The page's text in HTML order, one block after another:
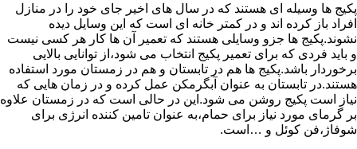
پکیج ها وسیله ای هستند که در سال های اخیر جای خود را در منازل
افراد باز کرده اند و در کمتر خانه ای است که این وسایل دیده
نشوند.پکیج ها جزو وسایلی هستند که تعمیر آن ها کار هر کسی نیست
و باید فردی که برای تعمیر پکیج انتخاب می شود،از توانایی بالایی
برخوردار باشد.پکیج ها هم در تابستان و هم در زمستان مورد استفاده
هستند.در تابستان به عنوان آبگرمکن عمل کرده و در زمان هایی که
نیاز است پکیج روشن می شود.این در حالی است که در زمستان علاوه
بر گرمای مورد نیاز برای حمام،به عنوان تامین کننده انرژی برای
شوفاژ،فن کوئل و …است.